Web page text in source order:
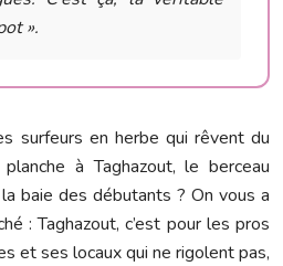
».
surfeurs en herbe qui rêvent du
à Taghazout, le berceau
baie des débutants ? On vous a
: Taghazout, c’est pour les pros
et ses locaux qui ne rigolent pas,